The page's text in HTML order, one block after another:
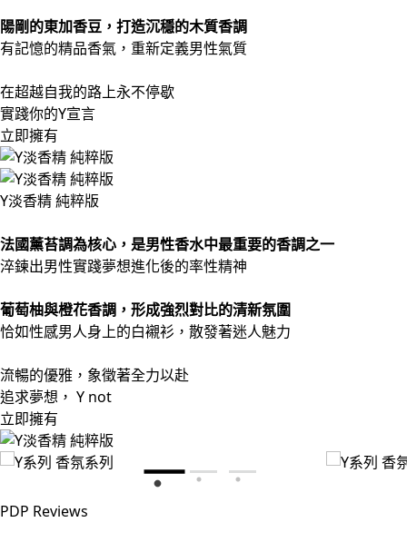
陽剛的東加香豆，打造沉穩的木質香調
有記憶的精品香氣，重新定義男性氣質
在超越自我的路上永不停歇
實踐你的Y宣言
立即擁有
Y淡香精 純粹版
法國薰苔調為核心，是男性香水中最重要的香調之一
淬鍊出男性實踐夢想進化後的率性精神
葡萄柚與橙花香調，形成強烈對比的清新氛圍
恰如性感男人身上的白襯衫，散發著迷人魅力
流暢的優雅，象徵著全力以赴
追求夢想， Y not
立即擁有
PDP Reviews